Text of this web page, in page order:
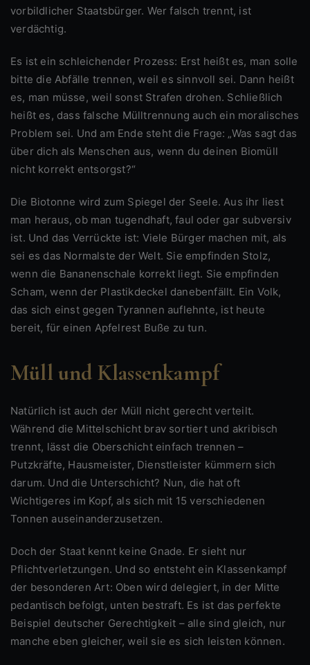
vorbildlicher Staatsbürger. Wer falsch trennt, ist
verdächtig.
Es ist ein schleichender Prozess: Erst heißt es, man solle
bitte die Abfälle trennen, weil es sinnvoll sei. Dann heißt
es, man müsse, weil sonst Strafen drohen. Schließlich
heißt es, dass falsche Mülltrennung auch ein moralisches
Problem sei. Und am Ende steht die Frage: „Was sagt das
über dich als Menschen aus, wenn du deinen Biomüll
nicht korrekt entsorgst?“
Die Biotonne wird zum Spiegel der Seele. Aus ihr liest
man heraus, ob man tugendhaft, faul oder gar subversiv
ist. Und das Verrückte ist: Viele Bürger machen mit, als
sei es das Normalste der Welt. Sie empfinden Stolz,
wenn die Bananenschale korrekt liegt. Sie empfinden
Scham, wenn der Plastikdeckel danebenfällt. Ein Volk,
das sich einst gegen Tyrannen auflehnte, ist heute
bereit, für einen Apfelrest Buße zu tun.
Müll und Klassenkampf
Natürlich ist auch der Müll nicht gerecht verteilt.
Während die Mittelschicht brav sortiert und akribisch
trennt, lässt die Oberschicht einfach trennen –
Putzkräfte, Hausmeister, Dienstleister kümmern sich
darum. Und die Unterschicht? Nun, die hat oft
Wichtigeres im Kopf, als sich mit 15 verschiedenen
Tonnen auseinanderzusetzen.
Doch der Staat kennt keine Gnade. Er sieht nur
Pflichtverletzungen. Und so entsteht ein Klassenkampf
der besonderen Art: Oben wird delegiert, in der Mitte
pedantisch befolgt, unten bestraft. Es ist das perfekte
Beispiel deutscher Gerechtigkeit – alle sind gleich, nur
manche eben gleicher, weil sie es sich leisten können.